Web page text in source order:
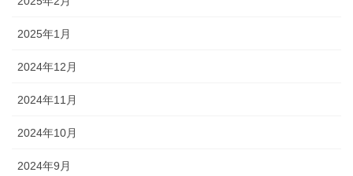
2025年1月
2024年12月
2024年11月
2024年10月
2024年9月